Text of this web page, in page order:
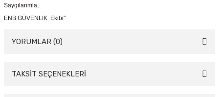
Saygılarımla,
ENB GÜVENLİK Ekibi"
YORUMLAR (0)
Bu ürüne ilk yorumu siz yapın!
TAKSİT SEÇENEKLERİ